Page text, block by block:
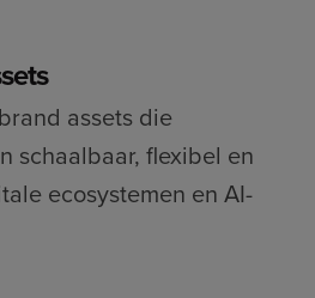
assets die
schaalbaar, flexibel en
ecosystemen en AI-